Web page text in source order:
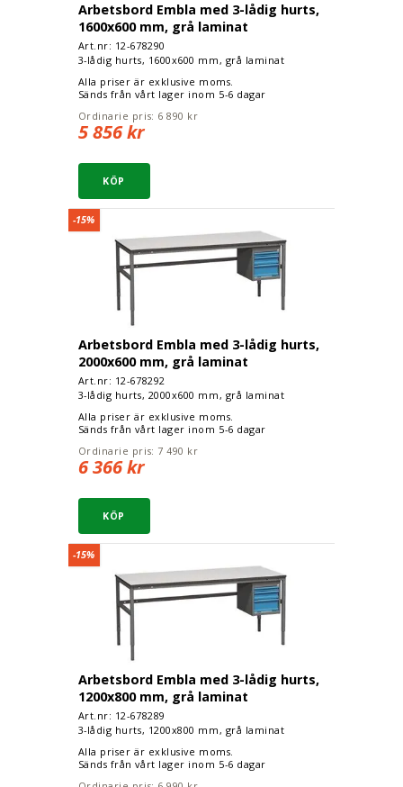
Arbetsbord Embla med 3-lådig hurts,
1600x600 mm, grå laminat
Art.nr: 12-678290
3-lådig hurts, 1600x600 mm, grå laminat
Alla priser är exklusive moms.
Sänds från vårt lager inom 5-6 dagar
Ordinarie pris: 6 890 kr
5 856 kr
-15% Arbetsbord Embla med 3-lådig hurts, 2000x600
Arbetsbord Embla med 3-lådig hurts,
2000x600 mm, grå laminat
Art.nr: 12-678292
3-lådig hurts, 2000x600 mm, grå laminat
Alla priser är exklusive moms.
Sänds från vårt lager inom 5-6 dagar
Ordinarie pris: 7 490 kr
6 366 kr
-15% Arbetsbord Embla med 3-lådig hurts, 1200x800
Arbetsbord Embla med 3-lådig hurts,
1200x800 mm, grå laminat
Art.nr: 12-678289
3-lådig hurts, 1200x800 mm, grå laminat
Alla priser är exklusive moms.
Sänds från vårt lager inom 5-6 dagar